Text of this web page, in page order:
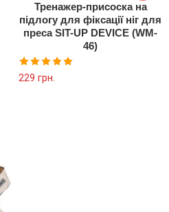
Тренажер-присоска на
підлогу для фіксації ніг для
преса SIT-UP DEVICE (WM-
46)
Оцінено в
229 грн.